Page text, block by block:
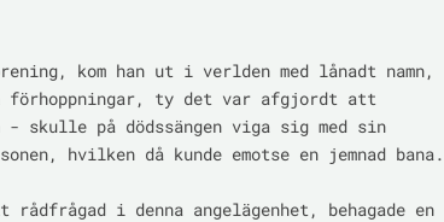
kom han ut i verlden med lånadt namn,
förhoppningar, ty det var afgjordt att
- skulle på dödssängen viga sig med sin
hvilken då kunde emotse en jemnad bana.
i denna angelägenhet, behagade en